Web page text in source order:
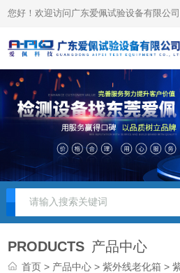
您好！欢迎访问广东爱佩试验设备有限公司
PRODUCTS 产品中心
首页 > 产品中心 >紫外线老化箱 >